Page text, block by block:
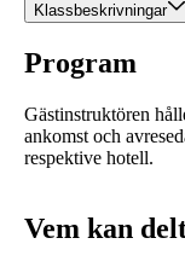
Klassbeskrivningar
Program
Gästinstruktören
ankomst och
respektive hotell.
Vem kan